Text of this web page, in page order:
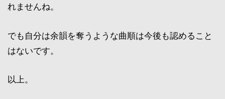
れませんね。
でも自分は余韻を奪うような曲順は今後も認めること
はないです。
以上。